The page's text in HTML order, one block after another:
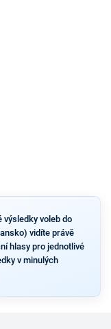
výsledky voleb do
vidíte právě
hlasy pro jednotlivé
v minulých